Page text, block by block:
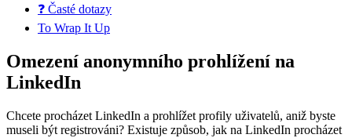
❓ Časté dotazy
To Wrap It Up
Omezení anonymního prohlížení na
LinkedIn
Chcete procházet LinkedIn a prohlížet profily uživatelů, aniž byste
museli být registrováni? Existuje způsob, jak na LinkedIn procházet